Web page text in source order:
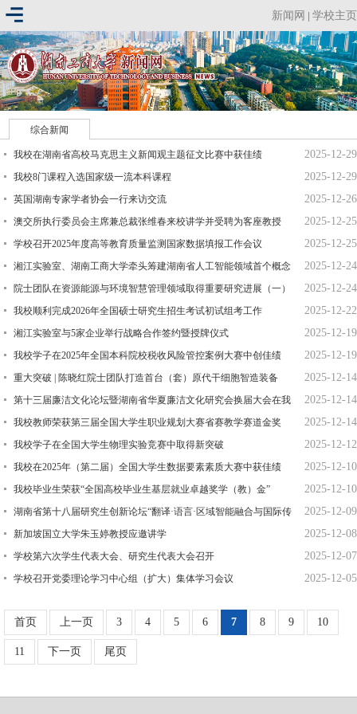
新闻网 学校主页
综合新闻
2025-12-29
我校在湖南省高校马克思主义新闻观主题征文比赛中获佳绩
2025-12-29
我校8门课程入选国家级一流本科课程
2025-12-26
英国湖南专家学者协会一行来访交流
2025-12-25
澳交所执行委员会主席兼总裁张维春来校讲学并受聘为客座教授
2025-12-25
学校召开2025年度高等教育质量监测国家数据填报工作会议
2025-12-24
湘江实验室、湖南工商大学牵头筹建湖南省人工智能领域首个概念
验证中心
2025-12-24
院士团队在资源能源与环境智慧管理领域取得重要研究进展（一）
2025-12-22
我校顺利完成2026年全国硕士研究生招生考试初试组考工作
2025-12-19
湘江实验室与5家企业举行战略合作签约暨授牌仪式
2025-12-19
我校学子在2025年全国本科院校税收风险管控案例大赛中创佳绩
2025-12-14
重大突破 | 陈晓红院士团队打造首台（套）原代干细胞智造装备
2025-12-14
第十三届廉洁文化论坛暨湖南省华夏廉洁文化研究会换届大会在我
校举行
2025-12-14
我校教师荣获第三届全国大学生职业规划大赛省赛教学赛道金奖
2025-12-12
我校学子在全国大学生物理实验竞赛中取得新突破
2025-12-10
我校在2025年（第二届）全国大学生数据要素素质大赛中获佳绩
2025-12-10
我校毕业生荣获“全国高校毕业生基层就业卓越奖学（教）金”
2025-12-09
湖南省第十八届研究生创新论坛“翻译·语言·区域智能融合与国际传
播”分论坛举行
2025-12-08
新加坡国立大学朱玉婷教授应邀讲学
2025-12-07
学校第六次学生代表大会、研究生代表大会召开
2025-12-05
学校召开党委理论学习中心组（扩大）集体学习会议
首页 上一页 3 4 5 6 7 8 9 10
11 下一页 尾页